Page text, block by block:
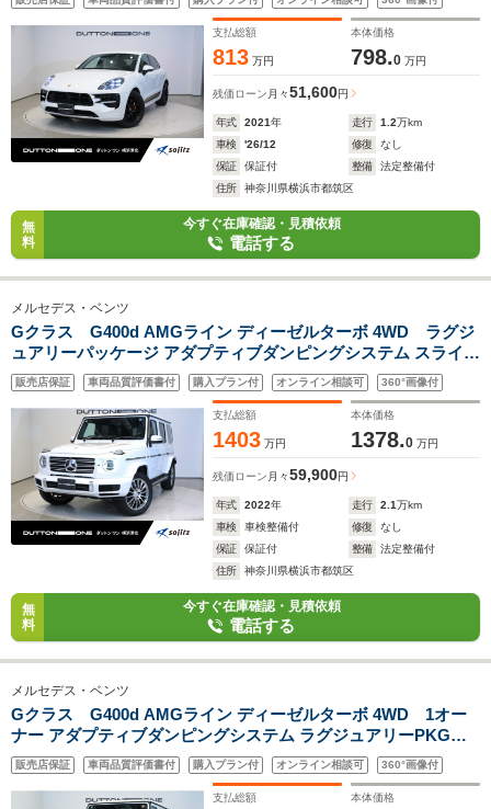
ステプラス PTVプラス スポーツデザインドアミラー
支払総額
813 万円
本体価格
798.0 万円
残価ローン 月々51,600円
年式 2021年 走行 1.2万km
車検
'26/12 修復
なし
保証
保証付 整備
法定整備付
住所
神奈川県横浜市都筑区
無
料
今すぐ在庫確認・見積依頼
電話する
メルセデス・ベンツ
Gクラス G400d AMGライン ディーゼルターボ 4WD ラグジ
ュアリーパッケージ アダプティブダンピングシステム スライデ
ィングルーフ Brumesterサウンド シートヒーター メモリー付
パワーシート サラウンドビューカメラ レーダーセーフティパッ
ケージ LEDヘッドライト
販売店保証 車両品質評価書付 購入プラン付 オンライン相談可 360°画像付
支払総額
1403 万円
本体価格
1378.0 万円
残価ローン 月々59,900円
年式 2022年 走行 2.1万km
車検
車検整備付 修復
なし
保証
保証付 整備
法定整備付
住所
神奈川県横浜市都筑区
無
料
今すぐ在庫確認・見積依頼
電話する
メルセデス・ベンツ
Gクラス G400d AMGライン ディーゼルターボ 4WD 1オー
ナー アダプティブダンピングシステム ラグジュアリーPKG
Brumesterサウンド スライディングルーフ 20インチAW サラウ
ンドビューカメラ シートヒーター レザーシート パワーシー
ト ブラインドスポットモニタ
販売店保証 車両品質評価書付 購入プラン付 オンライン相談可 360°画像付
支払総額 本体価格